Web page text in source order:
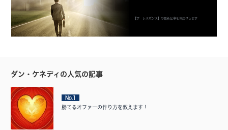
【ザ・レスポンス】の最新記事をお届けします
ダン・ケネディの人気の記事
No.1
勝てるオファーの作り方を教えます！